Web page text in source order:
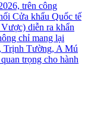
trên công
Cửa khẩu Quốc tế
diễn ra khẩn
chỉ mang lại
Trịnh Tường, A Mú
trọng cho hành